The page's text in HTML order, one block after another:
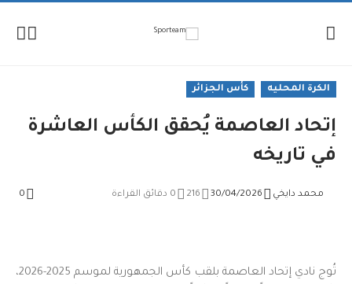
الكرة المحليه كأس الجزائر
إتحاد العاصمة يُحقق الكأس العاشرة
في تاريخه
محمد دايخي 30/04/2026
216 0 دقائق القراءة 0
تُوج نادي إتحاد العاصمة بلقب كأس الجمهورية لموسم 2025-2026،